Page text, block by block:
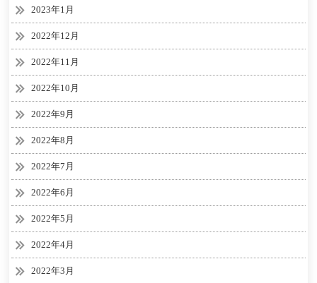
2023年1月
2022年12月
2022年11月
2022年10月
2022年9月
2022年8月
2022年7月
2022年6月
2022年5月
2022年4月
2022年3月